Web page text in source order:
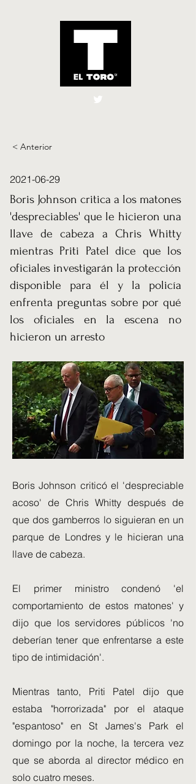
El Toro España
< Anterior
2021-06-29
Boris Johnson critica a los matones
'despreciables' que le hicieron una
llave de cabeza a Chris Whitty
mientras Priti Patel dice que los
oficiales investigarán la protección
disponible para él y la policía
enfrenta preguntas sobre por qué
los oficiales en la escena no
hicieron un arresto
Boris Johnson criticó el 'despreciable
acoso' de Chris Whitty después de
que dos gamberros lo siguieran en un
parque de Londres y le hicieran una
llave de cabeza.
El primer ministro condenó 'el
comportamiento de estos matones' y
dijo que los servidores públicos 'no
deberían tener que enfrentarse a este
tipo de intimidación'.
Mientras tanto, Priti Patel dijo que
estaba "horrorizada" por el ataque
"espantoso" en St James's Park el
domingo por la noche, la tercera vez
que se aborda al director médico en
solo cuatro meses.